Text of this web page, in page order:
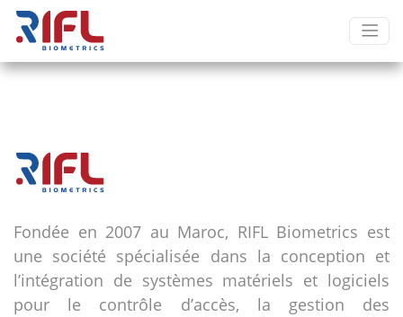
Fondée en 2007 au Maroc, RIFL Biometrics est
une société spécialisée dans la conception et
l’intégration de systèmes matériels et logiciels
pour le contrôle d’accès, la gestion des